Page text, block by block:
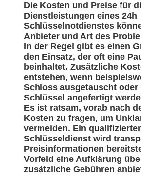
Die Kosten und Preise für
Dienstleistungen eines 24h
Schlüsselnotdienstes
Anbieter und Art des
In der Regel gibt es einen
den Einsatz, der oft eine
beinhaltet. Zusätzliche
entstehen, wenn
Schloss ausgetauscht oder
Schlüssel angefertigt
Es ist ratsam, vorab nach
Kosten zu fragen, um
vermeiden. Ein qualifizierter
Schlüsseldienst wird
Preisinformationen
Vorfeld eine Aufklärung
zusätzliche Gebühren